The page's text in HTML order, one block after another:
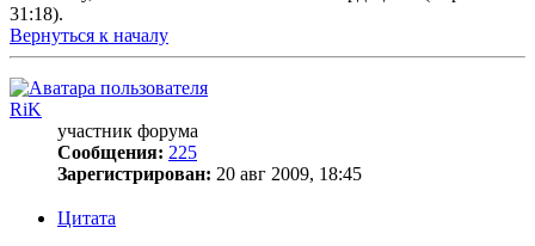
31:18).
Вернуться к началу
RiK
участник форума
Сообщения: 225
Зарегистрирован: 20 авг 2009, 18:45
Цитата